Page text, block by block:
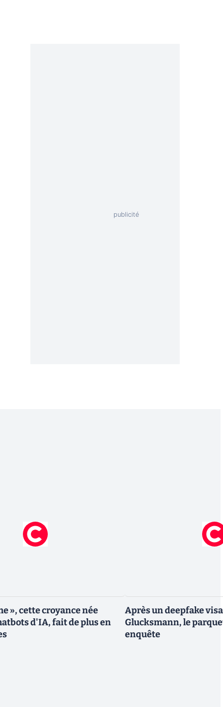
», cette croyance née
d'IA, fait de plus en
Après un deepfake
Glucksmann, le
enquête